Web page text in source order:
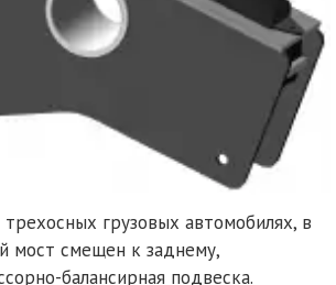
грузовых автомобилях, в
мост смещен к заднему,
балансирная подвеска.